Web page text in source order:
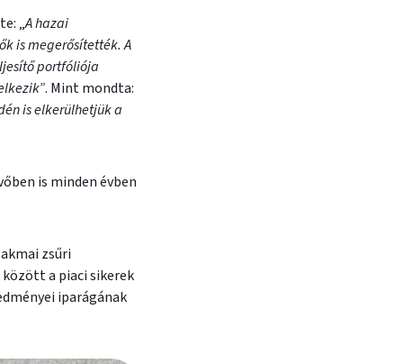
„A hazai
is megerősítették. A
portfóliója
. Mint mondta:
is elkerülhetjük a
is minden évben
zsűri
a piaci sikerek
iparágának